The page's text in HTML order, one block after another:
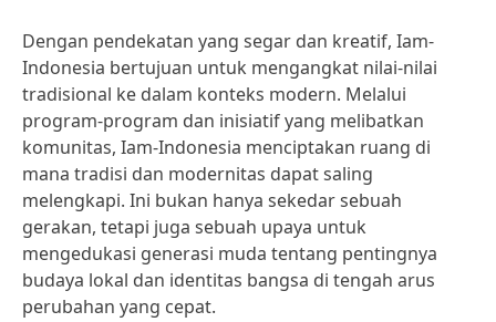
Dengan pendekatan yang segar dan kreatif, Iam-
Indonesia bertujuan untuk mengangkat nilai-nilai
tradisional ke dalam konteks modern. Melalui
program-program dan inisiatif yang melibatkan
komunitas, Iam-Indonesia menciptakan ruang di
mana tradisi dan modernitas dapat saling
melengkapi. Ini bukan hanya sekedar sebuah
gerakan, tetapi juga sebuah upaya untuk
mengedukasi generasi muda tentang pentingnya
budaya lokal dan identitas bangsa di tengah arus
perubahan yang cepat.